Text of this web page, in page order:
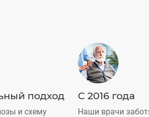
подход
и схему
С 2016 года
Наши врачи